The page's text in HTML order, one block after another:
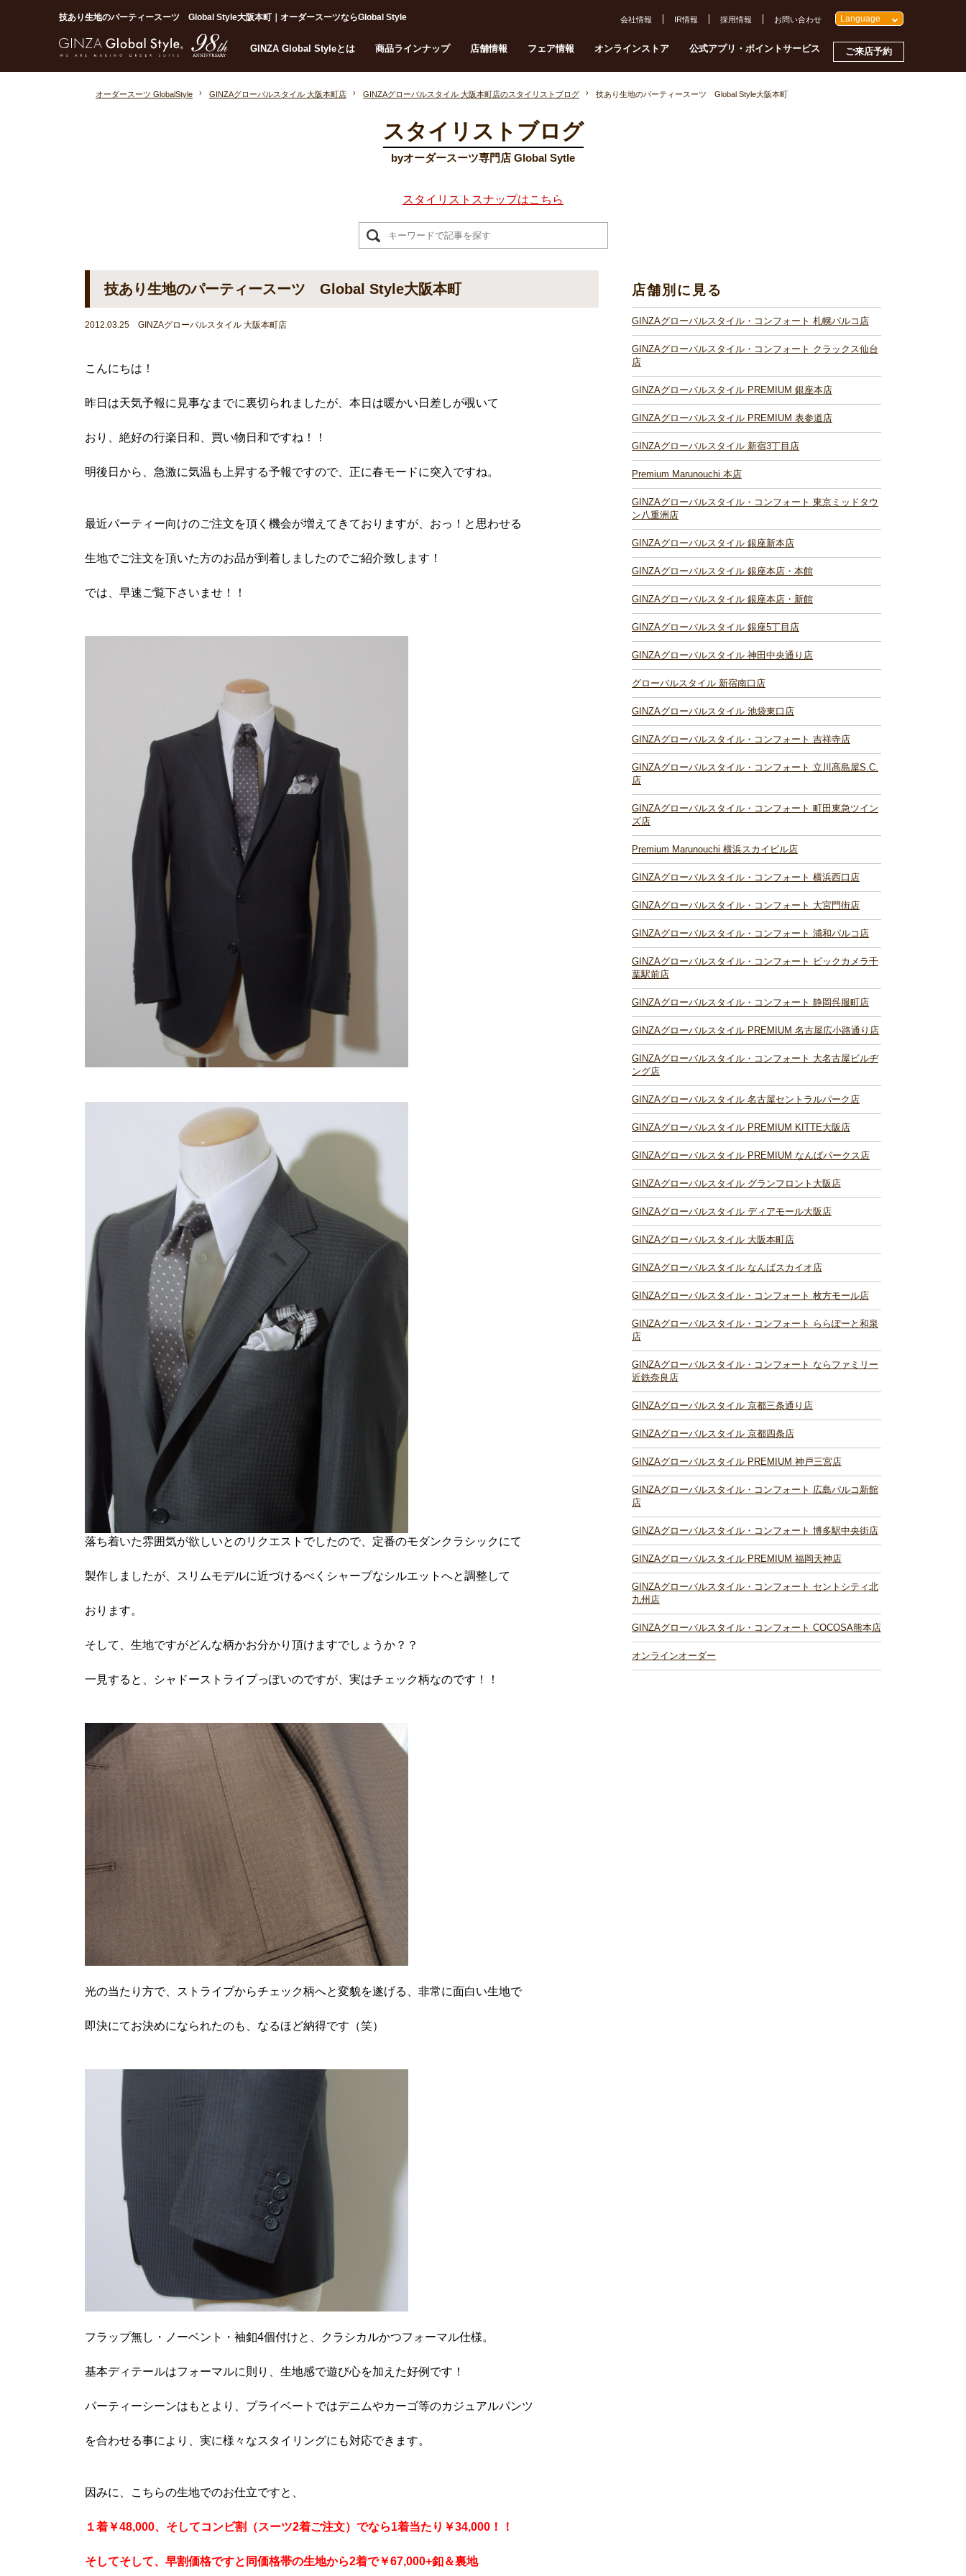
技あり生地のパーティースーツ Global Style大阪本町｜オーダースーツならGlobal Style
GINZA Global Styleとは 商品ラインナップ 店舗情報 フェア情報 オンラインストア 公式アプリ・ポイントサービス ご来店予約
会社情報 IR情報 採用情報 お問い合わせ Language
オーダースーツ GlobalStyle GINZAグローバルスタイル 大阪本町店 GINZAグローバルスタイル 大阪本町店のスタイリストブログ 技あり生地のパーティースーツ Global Style大阪本町
スタイリストブログ
byオーダースーツ専門店 Global Sytle
スタイリストスナップはこちら
技あり生地のパーティースーツ Global Style大阪本町
2012.03.25 GINZAグローバルスタイル 大阪本町店
こんにちは！
昨日は天気予報に見事なまでに裏切られましたが、本日は暖かい日差しが覗いて
おり、絶好の行楽日和、買い物日和ですね！！
明後日から、急激に気温も上昇する予報ですので、正に春モードに突入ですね。
最近パーティー向けのご注文を頂く機会が増えてきておりますが、おっ！と思わせる
生地でご注文を頂いた方のお品が到着しましたのでご紹介致します！
では、早速ご覧下さいませ！！
落ち着いた雰囲気が欲しいとのリクエストでしたので、定番のモダンクラシックにて
製作しましたが、スリムモデルに近づけるべくシャープなシルエットへと調整して
おります。
そして、生地ですがどんな柄かお分かり頂けますでしょうか？？
一見すると、シャドーストライプっぽいのですが、実はチェック柄なのです！！
光の当たり方で、ストライプからチェック柄へと変貌を遂げる、非常に面白い生地で
即決にてお決めになられたのも、なるほど納得です（笑）
フラップ無し・ノーベント・袖釦4個付けと、クラシカルかつフォーマル仕様。
基本ディテールはフォーマルに則り、生地感で遊び心を加えた好例です！
パーティーシーンはもとより、プライベートではデニムやカーゴ等のカジュアルパンツ
を合わせる事により、実に様々なスタイリングにも対応できます。
因みに、こちらの生地でのお仕立ですと、
１着￥48,000、そしてコンビ割（スーツ2着ご注文）でなら1着当たり￥34,000！！
そしてそして、早割価格ですと同価格帯の生地から2着で￥67,000+釦＆裏地
店舗別に見る
GINZAグローバルスタイル・コンフォート 札幌パルコ店
GINZAグローバルスタイル・コンフォート クラックス仙台
店
GINZAグローバルスタイル PREMIUM 銀座本店
GINZAグローバルスタイル PREMIUM 表参道店
GINZAグローバルスタイル 新宿3丁目店
Premium Marunouchi 本店
GINZAグローバルスタイル・コンフォート 東京ミッドタウ
ン八重洲店
GINZAグローバルスタイル 銀座新本店
GINZAグローバルスタイル 銀座本店・本館
GINZAグローバルスタイル 銀座本店・新館
GINZAグローバルスタイル 銀座5丁目店
GINZAグローバルスタイル 神田中央通り店
グローバルスタイル 新宿南口店
GINZAグローバルスタイル 池袋東口店
GINZAグローバルスタイル・コンフォート 吉祥寺店
GINZAグローバルスタイル・コンフォート 立川髙島屋S.C.
店
GINZAグローバルスタイル・コンフォート 町田東急ツイン
ズ店
Premium Marunouchi 横浜スカイビル店
GINZAグローバルスタイル・コンフォート 横浜西口店
GINZAグローバルスタイル・コンフォート 大宮門街店
GINZAグローバルスタイル・コンフォート 浦和パルコ店
GINZAグローバルスタイル・コンフォート ビックカメラ千
葉駅前店
GINZAグローバルスタイル・コンフォート 静岡呉服町店
GINZAグローバルスタイル PREMIUM 名古屋広小路通り店
GINZAグローバルスタイル・コンフォート 大名古屋ビルヂ
ング店
GINZAグローバルスタイル 名古屋セントラルパーク店
GINZAグローバルスタイル PREMIUM KITTE大阪店
GINZAグローバルスタイル PREMIUM なんばパークス店
GINZAグローバルスタイル グランフロント大阪店
GINZAグローバルスタイル ディアモール大阪店
GINZAグローバルスタイル 大阪本町店
GINZAグローバルスタイル なんばスカイオ店
GINZAグローバルスタイル・コンフォート 枚方モール店
GINZAグローバルスタイル・コンフォート ららぽーと和泉
店
GINZAグローバルスタイル・コンフォート ならファミリー
近鉄奈良店
GINZAグローバルスタイル 京都三条通り店
GINZAグローバルスタイル 京都四条店
GINZAグローバルスタイル PREMIUM 神戸三宮店
GINZAグローバルスタイル・コンフォート 広島パルコ新館
店
GINZAグローバルスタイル・コンフォート 博多駅中央街店
GINZAグローバルスタイル PREMIUM 福岡天神店
GINZAグローバルスタイル・コンフォート セントシティ北
九州店
GINZAグローバルスタイル・コンフォート COCOSA熊本店
オンラインオーダー